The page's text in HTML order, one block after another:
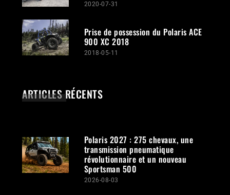
2020-07-31
Prise de possession du Polaris ACE
900 XC 2018
2018-05-11
ARTICLES RÉCENTS
Polaris 2027 : 275 chevaux, une
transmission pneumatique
révolutionnaire et un nouveau
Sportsman 500
2026-08-03